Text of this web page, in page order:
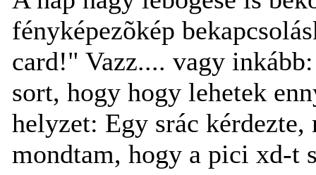
fényképezõkép
card!" Vazz.... vagy
sort, hogy hogy lehetek
helyzet: Egy srác
mondtam, hogy a pici xd-t